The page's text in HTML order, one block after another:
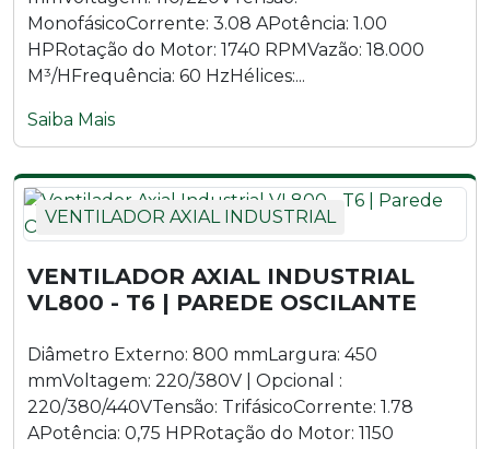
MonofásicoCorrente: 3.08 APotência: 1.00
HPRotação do Motor: 1740 RPMVazão: 18.000
M³/HFrequência: 60 HzHélices:...
Saiba Mais
VENTILADOR AXIAL INDUSTRIAL
VENTILADOR AXIAL INDUSTRIAL
VL800 - T6 | PAREDE OSCILANTE
Diâmetro Externo: 800 mmLargura: 450
mmVoltagem: 220/380V | Opcional :
220/380/440VTensão: TrifásicoCorrente: 1.78
APotência: 0,75 HPRotação do Motor: 1150